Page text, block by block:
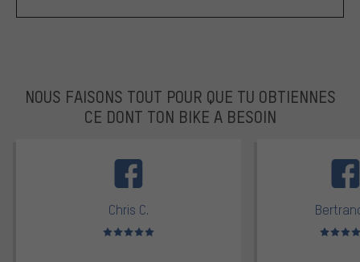
NOUS FAISONS TOUT POUR QUE TU OBTIENNES
CE DONT TON BIKE A BESOIN
Chris C.
Note moyenne : 5 sur 5 Note